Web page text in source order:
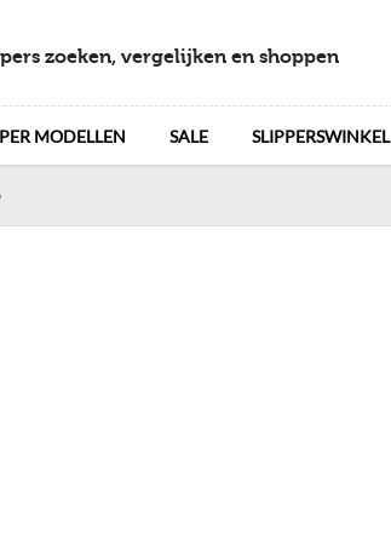
zoeken, vergelijken en shoppen
MODELLEN SALE SLIPPERSWINKEL